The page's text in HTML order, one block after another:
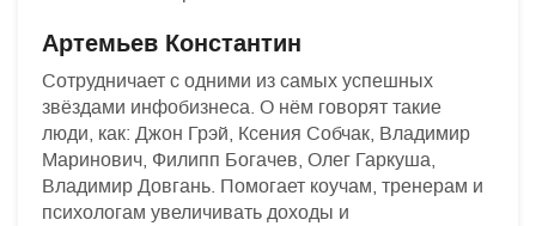
Артемьев Константин
Сотрудничает с одними из самых успешных
звёздами инфобизнеса. О нём говорят такие
люди, как: Джон Грэй, Ксения Собчак, Владимир
Маринович, Филипп Богачев, Олег Гаркуша,
Владимир Довгань. Помогает коучам, тренерам и
психологам увеличивать доходы и